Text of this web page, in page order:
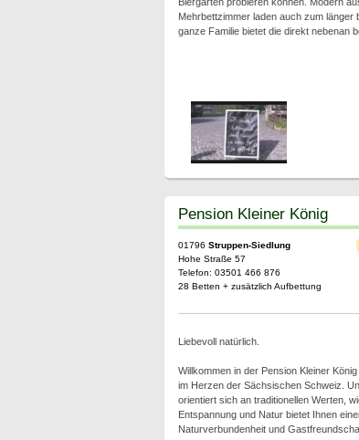
Mehrbettzimmer laden auch zum länger
ganze Familie bietet die direkt nebenan
Pension Kleiner König
01796 Struppen-Siedlung
Hohe Straße 57
Telefon: 03501 466 876
28 Betten + zusätzlich Aufbettung
Liebevoll natürlich.
Willkommen in der Pension Kleiner
im Herzen der Sächsischen Schweiz.
orientiert sich an traditionellen Werten,
Entspannung und Natur bietet Ihnen
Naturverbundenheit und